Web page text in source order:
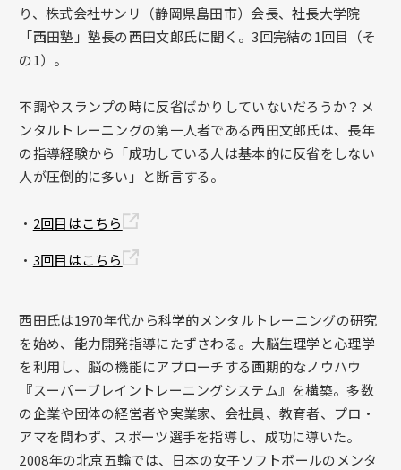
り、株式会社サンリ（静岡県島田市）会長、社長大学院
「西田塾」塾長の西田文郎氏に聞く。3回完結の1回目（そ
の1）。
不調やスランプの時に反省ばかりしていないだろうか？メ
ンタルトレーニングの第一人者である西田文郎氏は、長年
の指導経験から「成功している人は基本的に反省をしない
人が圧倒的に多い」と断言する。
・ 2回目はこちら
・ 3回目はこちら
西田氏は1970年代から科学的メンタルトレーニングの研究
を始め、能力開発指導にたずさわる。大脳生理学と心理学
を利用し、脳の機能にアプローチする画期的なノウハウ
『スーパーブレイントレーニングシステム』を構築。多数
の企業や団体の経営者や実業家、会社員、教育者、プロ・
アマを問わず、スポーツ選手を指導し、成功に導いた。
2008年の北京五輪では、日本の女子ソフトボールのメンタ